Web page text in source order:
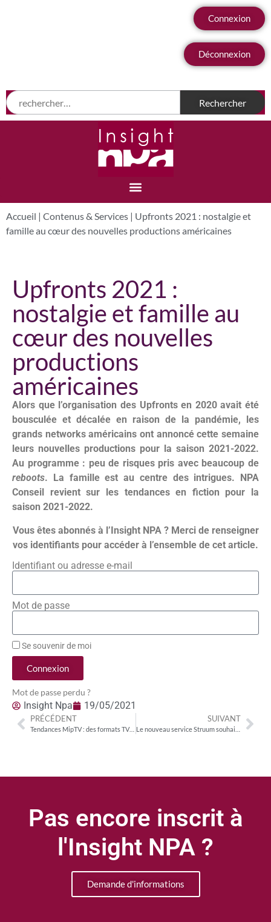
Connexion
Déconnexion
Accueil | Contenus & Services | Upfronts 2021 : nostalgie et
famille au cœur des nouvelles productions américaines
Upfronts 2021 :
nostalgie et famille au
cœur des nouvelles
productions
américaines
Alors que l’organisation des Upfronts en 2020 avait été
bousculée et décalée en raison de la pandémie, les
grands networks américains ont annoncé cette semaine
leurs nouvelles productions pour la saison 2021-2022.
Au programme : peu de risques pris avec beaucoup de
reboots. La famille est au centre des intrigues. NPA
Conseil revient sur les tendances en fiction pour la
saison 2021-2022.
Vous êtes abonnés à l’Insight NPA ? Merci de renseigner
vos identifiants pour accéder à l’ensemble de cet article.
Identifiant ou adresse e-mail
Mot de passe
Se souvenir de moi
Connexion
Mot de passe perdu ?
Insight Npa 19/05/2021
PRÉCÉDENT
Tendances MipTV : des formats TV inédits pour réconforter et rassembler en temps de crise
SUIVANT
Pas encore inscrit à
l'Insight NPA ?
Demande d'informations